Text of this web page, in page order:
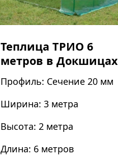
Теплица ТРИО 6
метров в Докшицах
Профиль: Сечение 20 мм
Ширина: 3 метра
Высота: 2 метра
Длина: 6 метров